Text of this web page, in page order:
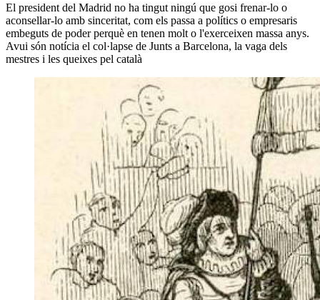
El president del Madrid no ha tingut ningú que gosi frenar-lo o
aconsellar-lo amb sinceritat, com els passa a polítics o empresaris
embeguts de poder perquè en tenen molt o l'exerceixen massa anys.
Avui són notícia el col·lapse de Junts a Barcelona, la vaga dels
mestres i les queixes pel català